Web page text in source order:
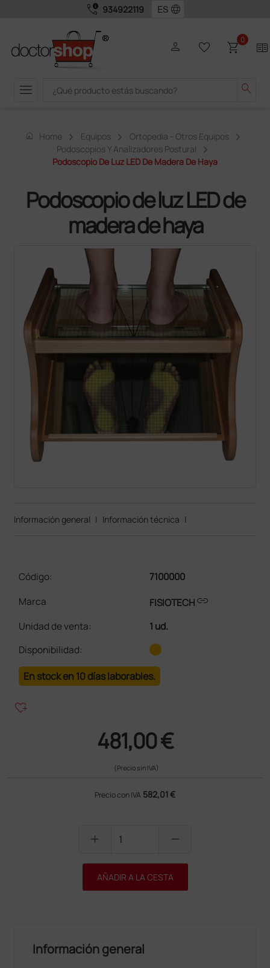
call_quality 934922119 language
menu search
person favorite_border shopping_cart0 two_pager
home Home Equipos
Ortopedia - Otros Equipos
Podoscopios Y Analizadores Postural
Podoscopio De Luz LED De Madera De Haya
Podoscopio de luz LED de
madera de haya
Información general | Información técnica |
Código:
7100000
Marca
FISIOTECHlink
Unidad de venta:
1 ud.
Disponibilidad:
En stock en 10 días laborables.
heart_plus
481,00 €
(Precio sin IVA)
Precio con IVA 582,01 €
add remove
AÑADIR A LA CESTA
Información general